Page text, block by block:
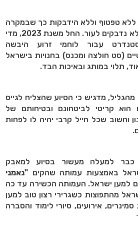
ללא טפטוף וללא הידבקות כך שבמקרה
של פיצוץ או אש, המדים לא נדבקים לעור. החל משנת 2023, מדי
עבור לוחמי זרוע היבשה
(סט חולצה ומכנס) בחנויות בישראל
תלוי במותג ובאיכות הבד.
מהגליל, מדגיש כי הסיוע שהצליח לגייס
הוא קריטי לביטחונם ובטיחותם של
וחשוב שכל חייל קרבי יהיה לו לפחות
כבר למעלה מעשור בסיוע למאבק
באמצעות עמותה שהקים "נאמני
ישראל. העמותה הכשירה עד כה
ישראל מהתפוצות כשגרירי רצון טוב למען
אירועים, סיורי לימוד והסברה